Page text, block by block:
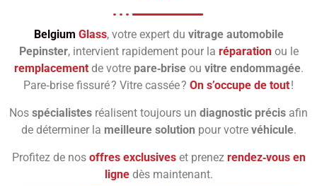
Belgium Glass, votre expert du vitrage automobile
Pepinster, intervient rapidement pour la réparationou le
remplacementde votre pare‑briseou vitre endommagée.
Pare‑brise fissuré ? Vitre cassée ? On s’occupe de tout!
Nos spécialistes réalisent toujours un diagnostic précis afin
de déterminer la meilleure solution pour votre véhicule.
Profitez de nos offres exclusiveset prenez rendez‑vous en
lignedès maintenant.